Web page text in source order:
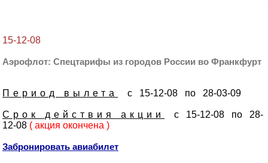
15-12-08
Аэрофлот: Спецтарифы из городов России во Франкфурт
Период вылета с 15-12-08 по 28-03-09
Срок действия акции
с 15-12-08 по 28-
12-08 ( акция окончена )
Забронировать авиабилет